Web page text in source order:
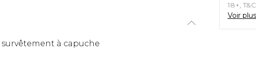
à capuche
18+,
Voir plus